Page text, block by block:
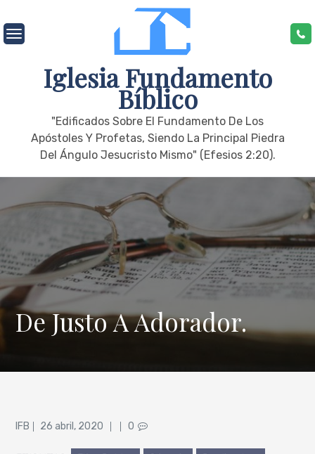
to
content
Iglesia Fundamento
Bíblico
"edificados Sobre El Fundamento De Los
Apóstoles Y Profetas, Siendo La Principal Piedra
Del Ángulo Jesucristo Mismo" (Efesios 2:20).
De Justo A Adorador.
IFB
Posted
26 abril, 2020 0